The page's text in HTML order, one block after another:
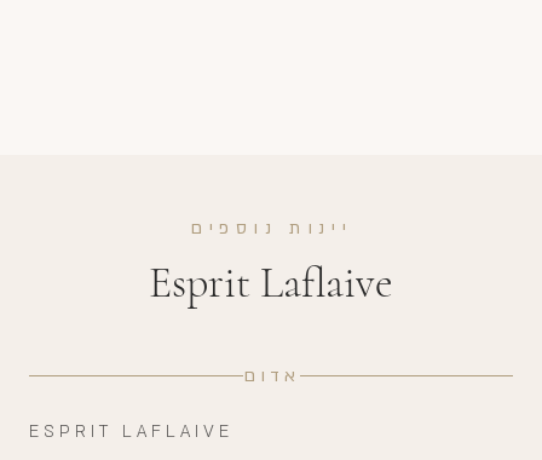
יינות נוספים
Esprit Laflaive
אדום
ESPRIT LAFLAIVE